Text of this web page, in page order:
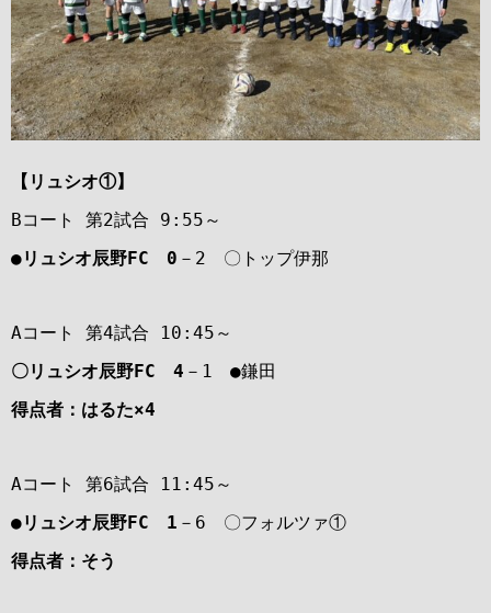
【リュシオ①】
Bコート 第2試合 9:55～
●リュシオ辰野FC 0 －2 〇トップ伊那
Aコート 第4試合 10:45～
〇リュシオ辰野FC 4 －1 ●鎌田
得点者：はるた×4
Aコート 第6試合 11:45～
●リュシオ辰野FC 1 －6 〇フォルツァ①
得点者：そう